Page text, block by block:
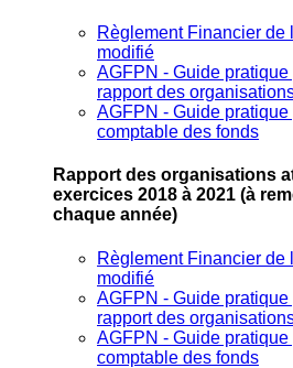
Règlement Financier de
modifié
AGFPN ‐ Guide
rapport des
AGFPN ‐ Guide
comptable des fonds
Rapport des organisations
exercices 2018 à 2021 (à
chaque année)
Règlement Financier de
modifié
AGFPN ‐ Guide
rapport des
AGFPN ‐ Guide
comptable des fonds